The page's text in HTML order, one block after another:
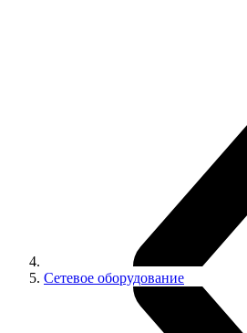
Сетевое оборудование